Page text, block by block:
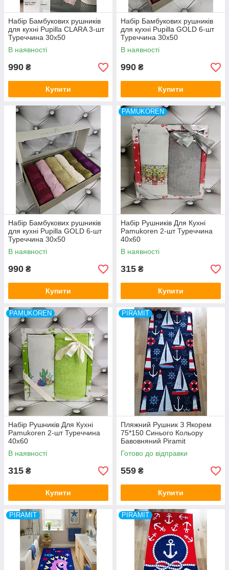
Набір Бамбукових рушників
для кухні Pupilla CLARA 3-шт
Туреччина 30x50
В наявності
990 ₴
Купити
Набір Бамбукових рушників
для кухні Pupilla GOLD 6-шт
Туреччина 30x50
В наявності
990 ₴
Купити
Набір Бамбукових рушників
для кухні Pupilla GOLD 6-шт
Туреччина 30x50
В наявності
990 ₴
Купити
PAMUKOREN
Набір Рушників Для Кухні
Pamukoren 2-шт Туреччина
40x60
В наявності
315 ₴
Купити
PAMUKOREN
Набір Рушників Для Кухні
Pamukoren 2-шт Туреччина
40x60
В наявності
315 ₴
Купити
PIRAMIT
Пляжний Рушник З Якорем
75*150 Синього Кольору
Бавовняний Piramit
Туреччина
Готово до відправки
559 ₴
Купити
PIRAMIT PIRAMIT